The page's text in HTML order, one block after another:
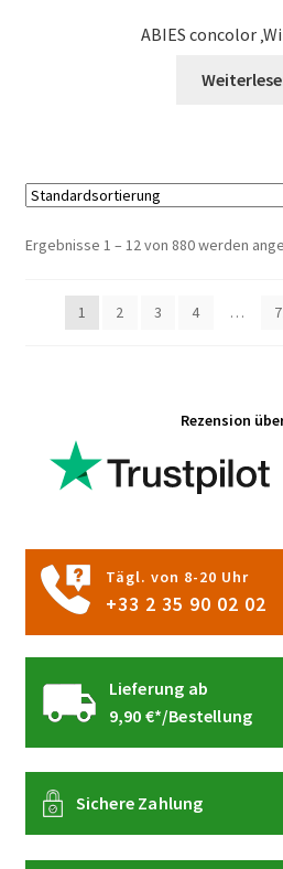
ABIES concolor
Ergebnisse 1 – 12 von 880 werden
1 2 3 4 …
Rezension
Tägl. von 8-20 Uhr
+33 2 35 90 02 02
Lieferung ab
9,90 €*/Bestellung
Sichere Zahlung